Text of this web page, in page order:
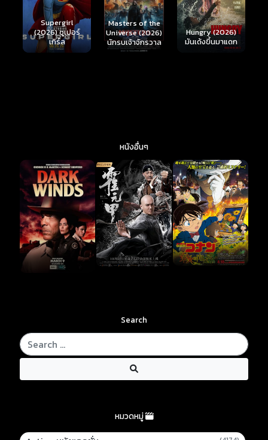
Masters of the
Universe (2026)
นักรบเจ้าจักรวาล
Hungry (2026)
มันเด้งขึ้นมาแดก
Ready or Not 2:
Here I Come
(2026) เกมพร้อม
ตาย 2
หนังอื่นๆ
Search
หมวดหมู่